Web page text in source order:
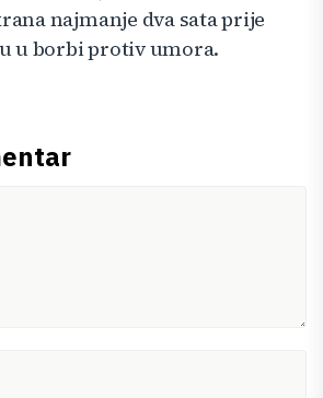
najmanje dva sata prije
u borbi protiv umora.